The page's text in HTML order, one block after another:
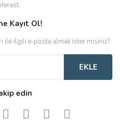
Kayıt Ol!
ile ilgili e-posta almak ister misiniz?
EKLE
edin